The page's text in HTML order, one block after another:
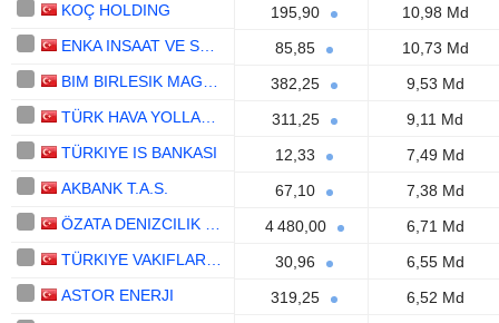
KOÇ HOLDING
195,90
10,98 Md
85,85
10,73 Md
382,25
9,53 Md
311,25
9,11 Md
TÜRKIYE IS BANKASI
12,33
7,49 Md
AKBANK T.A.S.
67,10
7,38 Md
4 480,00
6,71 Md
30,96
6,55 Md
ASTOR ENERJI
319,25
6,52 Md